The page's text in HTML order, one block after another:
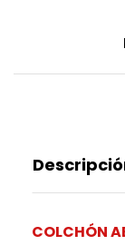
COLCHÓN